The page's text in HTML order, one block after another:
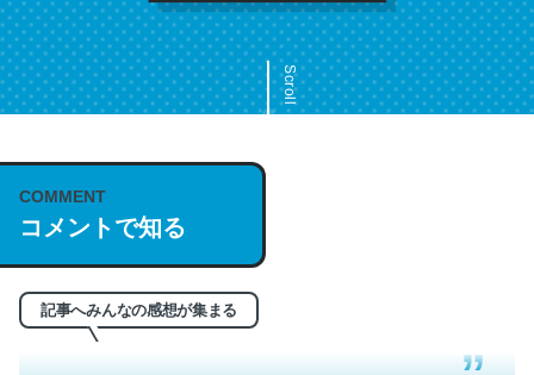
Scroll
COMMENT
コメントで知る
記事へみんなの感想が集まる
これは名文。彼はとてもクレバーなんだろうなと凄く思
う。英語少しでも読める人は原文もお勧め。自分はこの流
れ好き。Let’s Fucking Go. Then Covid hit. Shit.
─今のこの状況が信じられるかい？ by ラーズ・ヌートバー